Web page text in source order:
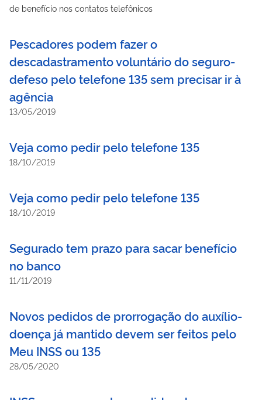
de benefício nos contatos telefônicos
Pescadores podem fazer o
descadastramento voluntário do seguro-
defeso pelo telefone 135 sem precisar ir à
agência
13/05/2019
Veja como pedir pelo telefone 135
18/10/2019
Veja como pedir pelo telefone 135
18/10/2019
Segurado tem prazo para sacar benefício
no banco
11/11/2019
Novos pedidos de prorrogação do auxílio-
doença já mantido devem ser feitos pelo
Meu INSS ou 135
28/05/2020